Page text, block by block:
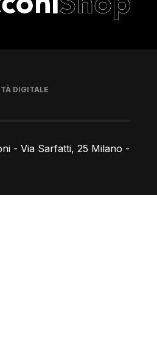
- Via Sarfatti, 25 Milano -
DIGITALE